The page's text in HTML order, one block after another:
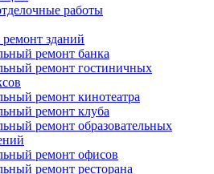
работы
зданий
ремонт банка
ремонт гостиничных
ремонт кинотеатра
ремонт клуба
ремонт образовательных
ремонт офисов
ремонт ресторана